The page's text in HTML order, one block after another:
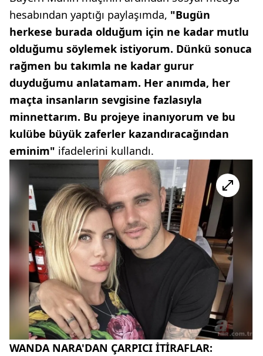
hesabından yaptığı paylaşımda, "Bugün
herkese burada olduğum için ne kadar mutlu
olduğumu söylemek istiyorum. Dünkü sonuca
rağmen bu takımla ne kadar gurur
duyduğumu anlatamam. Her anımda, her
maçta insanların sevgisine fazlasıyla
minnettarım. Bu projeye inanıyorum ve bu
kulübe büyük zaferler kazandıracağından
eminim" ifadelerini kullandı.
WANDA NARA'DAN ÇARPICI İTİRAFLAR: